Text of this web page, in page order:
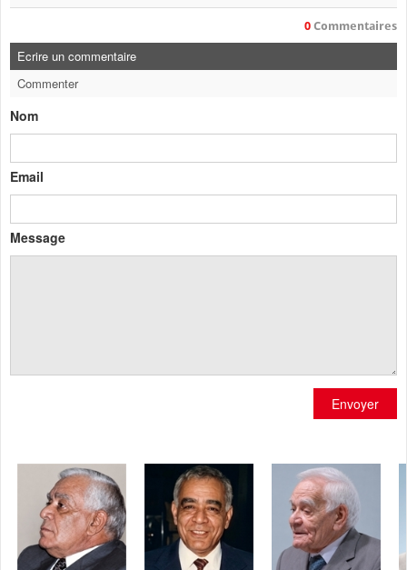
0 Commentaires
Ecrire un commentaire
Commenter
Nom
Email
Message
Envoyer